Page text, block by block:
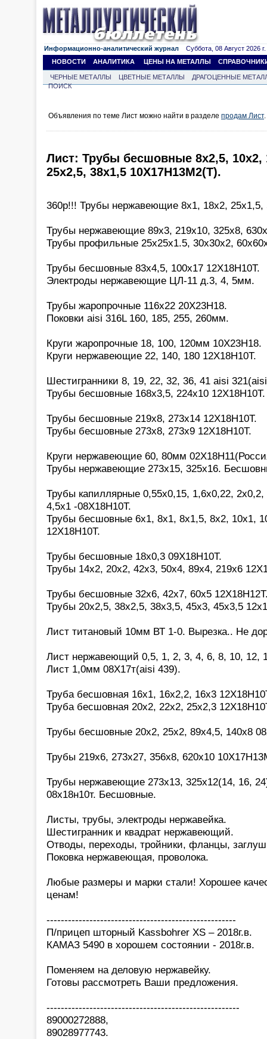
Информационно-аналитический журнал Суббота, 08 Август 2026 г.
НОВОСТИ
АНАЛИТИКА ЦЕНЫ НА МЕТАЛЛЫ
ЧЕРНЫЕ МЕТАЛЛЫ ЦВЕТНЫЕ МЕТАЛЛЫ
ДРАГОЦЕННЫЕ
ПОИСК
Объявления по теме Лист можно найти в разделе продам Лист.
Лист: Трубы бесшовные 8х2,5, 10х2,
25х2,5, 38х1,5 10Х17Н13М2(Т).
360р!!! Трубы нержавеющие 8х1, 18х2, 25х1,5,
Трубы нержавеющие 89х3, 219х10, 325х8,
Трубы профильные 25х25х1.5, 30х30х2,
Трубы бесшовные 83х4,5, 100х17 12Х18Н10Т.
Электроды нержавеющие ЦЛ-11 д.3, 4, 5мм.
Трубы жаропрочные 116х22 20Х23Н18.
Поковки aisi 316L 160, 185, 255, 260мм.
Круги жаропрочные 18, 100, 120мм 10Х23Н18.
Круги нержавеющие 22, 140, 180 12Х18Н10Т.
Шестигранники 8, 19, 22, 32, 36, 41 aisi
Трубы бесшовные 168х3,5, 224х10
Трубы бесшовные 219х8, 273х14 12Х18Н10Т.
Трубы бесшовные 273х8, 273х9 12Х18Н10Т.
Круги нержавеющие 60, 80мм
Трубы нержавеющие 273х15, 325х16.
Трубы капиллярные 0,55х0,15, 1,6х0,22,
4,5х1 -08Х18Н10Т.
Трубы бесшовные 6х1, 8х1, 8х1,5, 8х2, 10х1,
12Х18Н10Т.
Трубы бесшовные 18х0,3 09Х18Н10Т.
Трубы 14х2, 20х2, 42х3, 50х4, 89х4, 219х6
Трубы бесшовные 32х6, 42х7, 60х5
Трубы 20х2,5, 38х2,5, 38х3,5, 45х3, 45х3,5
Лист титановый 10мм ВТ 1-0. Вырезка.. Не
Лист нержавеющий 0,5, 1, 2, 3, 4, 6, 8, 10, 12,
Лист 1,0мм 08Х17т(aisi 439).
Труба бесшовная 16х1, 16х2,2, 16х3
Труба бесшовная 20х2, 22х2, 25х2,3
Трубы бесшовные 20х2, 25х2, 89х4,5, 140х8
Трубы 219х6, 273х27, 356х8, 620х10
Трубы нержавеющие 273х13, 325х12(14, 16,
08х18н10т. Бесшовные.
Листы, трубы, электроды нержавейка.
Шестигранник и квадрат нержавеющий.
Отводы, переходы, тройники, фланцы,
Поковка нержавеющая, проволока.
Любые размеры и марки стали! Хорошее
ценам!
-----------------------------------------------------
П/прицеп шторный Kassbohrer XS – 2018г.в.
КАМАЗ 5490 в хорошем состоянии - 2018г.в.
Поменяем на деловую нержавейку.
Готовы рассмотреть Ваши предложения.
------------------------------------------------------
89000272888,
89028977743.